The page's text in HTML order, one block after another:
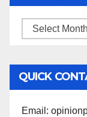
महिने
अनुसार
पढ़ें
QUICK
Email: